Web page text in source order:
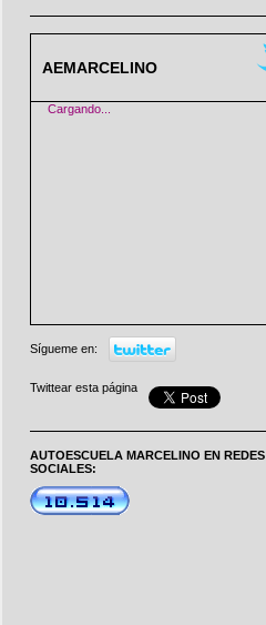
AEMARCELINO
Cargando...
Sígueme en:
Twittear esta página
AUTOESCUELA MARCELINO EN REDES
SOCIALES: